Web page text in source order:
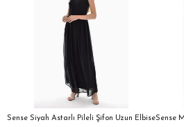
Sense Siyah Astarlı Pileli Şifon Uzun ElbiseSense